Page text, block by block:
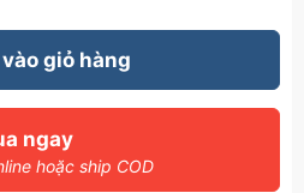
giỏ hàng
ngay
hoặc ship COD